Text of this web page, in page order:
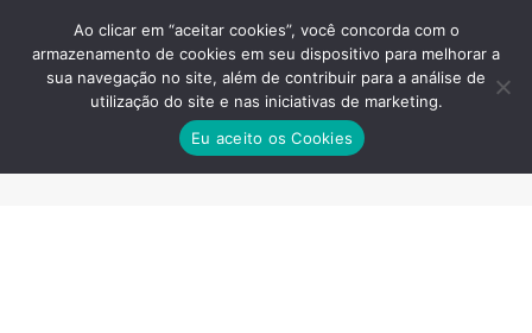
LUMINE-RESIDENCE-ENDERECO-
GUARULHOS
Ao clicar em “aceitar cookies”, você concorda com o
armazenamento de cookies em seu dispositivo para melhorar a
sua navegação no site, além de contribuir para a análise de
utilização do site e nas iniciativas de marketing.
Eu aceito os Cookies